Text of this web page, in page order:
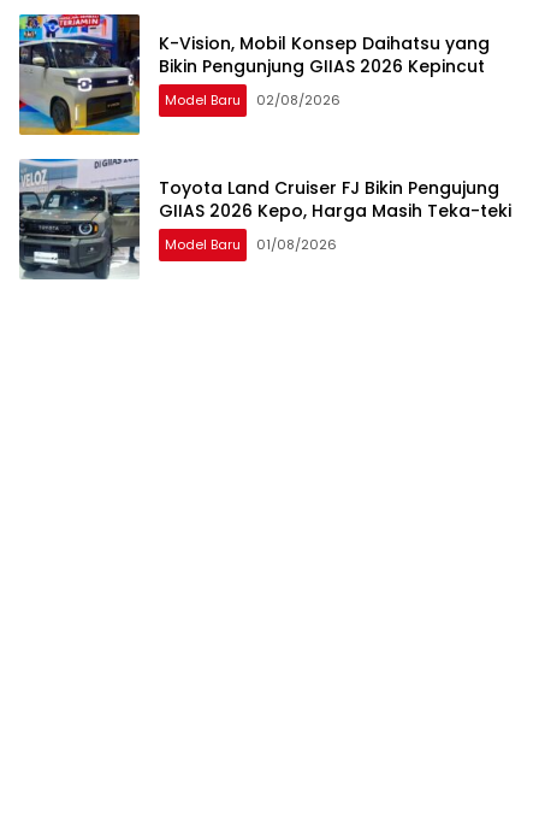
K-Vision, Mobil Konsep Daihatsu yang
Bikin Pengunjung GIIAS 2026 Kepincut
Model Baru 02/08/2026
Toyota Land Cruiser FJ Bikin Pengujung
GIIAS 2026 Kepo, Harga Masih Teka-teki
Model Baru 01/08/2026